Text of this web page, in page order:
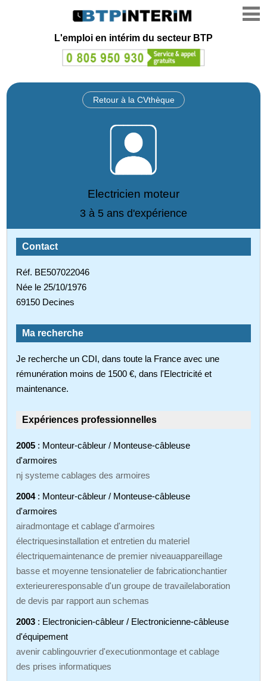
L'emploi en intérim du secteur BTP
Retour à la CVthèque
Electricien moteur
3 à 5 ans d'expérience
Contact
Réf. BE507022046
Née le 25/10/1976
69150 Decines
Ma recherche
Je recherche un CDI, dans toute la France avec une
rémunération moins de 1500 €, dans l'Electricité et
maintenance.
Expériences professionnelles
2005 : Monteur-câbleur / Monteuse-câbleuse
d'armoires
nj systeme cablages des armoires
2004: Monteur-câbleur / Monteuse-câbleuse
d'armoires
airadmontage et cablage d'armoires
électriquesinstallation et entretien du materiel
électriquemaintenance de premier niveauappareillage
basse et moyenne tensionatelier de fabricationchantier
exterieureresponsable d'un groupe de travailelaboration
de devis par rapport aun schemas
2003 : Electronicien-câbleur / Electronicienne-câbleuse
d'équipement
avenir cablingouvrier d'executionmontage et cablage
des prises informatiques